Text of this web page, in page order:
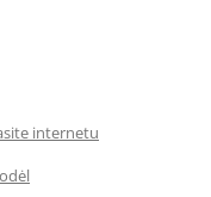
internetu